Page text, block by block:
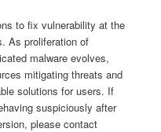
to fix vulnerability at the
As proliferation of
malware evolves,
mitigating threats and
solutions for users. If
suspiciously after
please contact